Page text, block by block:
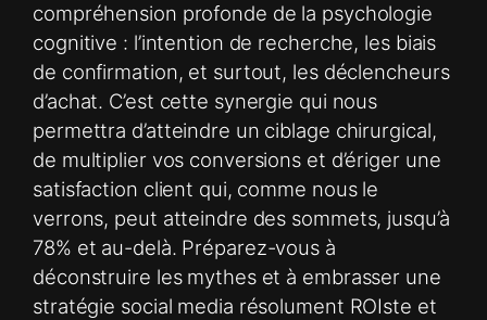
compréhension profonde de la psychologie
cognitive : l’intention de recherche, les biais
de confirmation, et surtout, les déclencheurs
d’achat. C’est cette synergie qui nous
permettra d’atteindre un ciblage chirurgical,
de multiplier vos conversions et d’ériger une
satisfaction client qui, comme nous le
verrons, peut atteindre des sommets, jusqu’à
78% et au-delà. Préparez-vous à
déconstruire les mythes et à embrasser une
stratégie social media résolument ROIste et